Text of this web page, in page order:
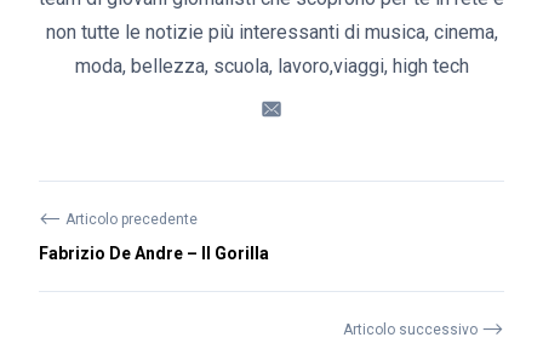
non tutte le notizie più interessanti di musica, cinema,
moda, bellezza, scuola, lavoro,viaggi, high tech
⟵ Articolo precedente
Fabrizio De Andre – Il Gorilla
Articolo successivo ⟶